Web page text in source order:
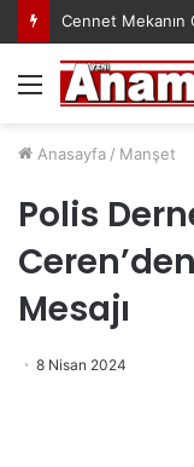
Cennet Mekanın
Menü
Anasayfa / Manşet
Polis
Mesajı
8 Nisan 2024